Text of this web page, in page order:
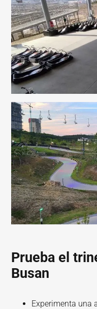
Prueba el
Busan
Experimenta una